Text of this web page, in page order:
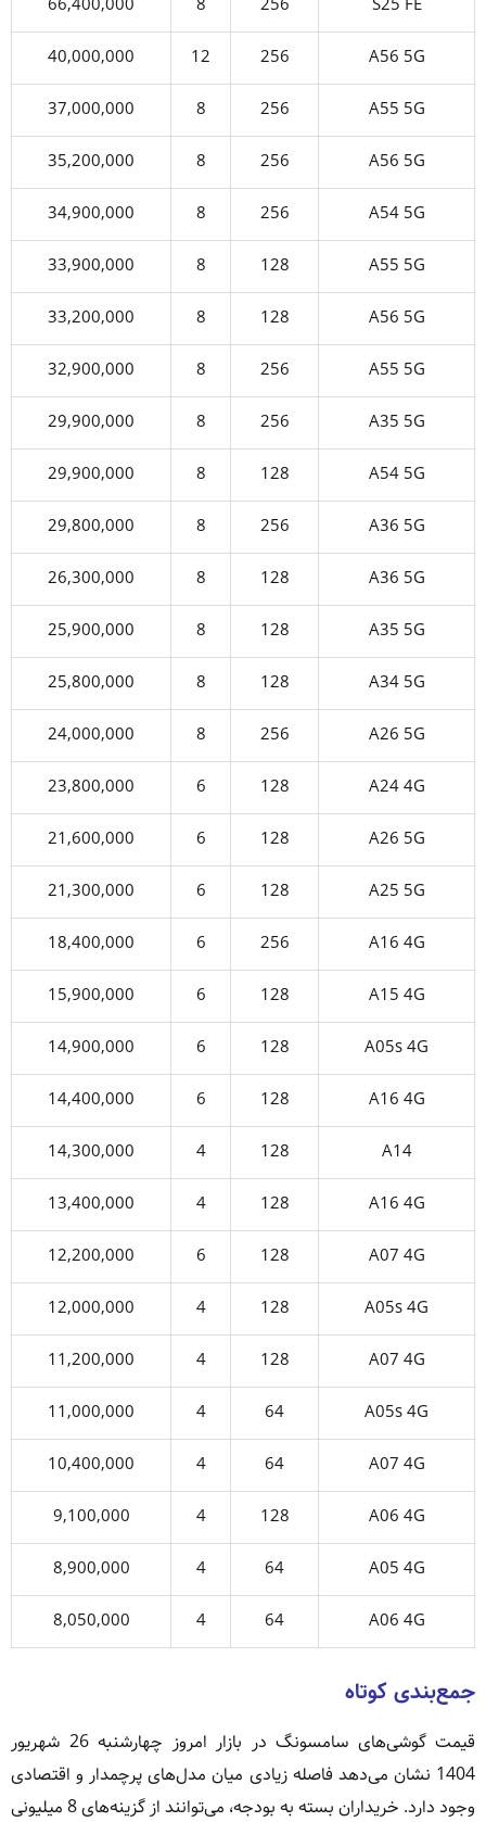
A56 5G
256
12
40,000,000
A55 5G
256
8
37,000,000
A56 5G
256
8
35,200,000
A54 5G
256
8
34,900,000
A55 5G
128
8
33,900,000
A56 5G
128
8
33,200,000
A55 5G
256
8
32,900,000
A35 5G
256
8
29,900,000
A54 5G
128
8
29,900,000
A36 5G
256
8
29,800,000
A36 5G
128
8
26,300,000
A35 5G
128
8
25,900,000
A34 5G
128
8
25,800,000
A26 5G
256
8
24,000,000
A24 4G
128
6
23,800,000
A26 5G
128
6
21,600,000
A25 5G
128
6
21,300,000
A16 4G
256
6
18,400,000
A15 4G
128
6
15,900,000
A05s 4G
128
6
14,900,000
A16 4G
128
6
14,400,000
A14
128
4
14,300,000
A16 4G
128
4
13,400,000
A07 4G
128
6
12,200,000
A05s 4G
128
4
12,000,000
A07 4G
128
4
11,200,000
A05s 4G
64
4
11,000,000
A07 4G
64
4
10,400,000
A06 4G
128
4
9,100,000
A05 4G
64
4
8,900,000
A06 4G
64
4
8,050,000
جمع‌بندی کوتاه
قیمت گوشی‌های سامسونگ در بازار امروز چهارشنبه 26 شهریور
1404 نشان می‌دهد فاصله زیادی میان مدل‌های پرچمدار و اقتصادی
وجود دارد. خریداران بسته به بودجه، می‌توانند از گزینه‌های 8 میلیونی